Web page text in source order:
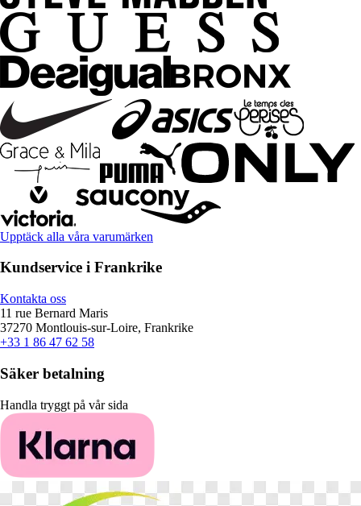
Upptäck alla våra varumärken
Kundservice i Frankrike
Kontakta oss
11 rue Bernard Maris
37270 Montlouis-sur-Loire, Frankrike
+33 1 86 47 62 58
Säker betalning
Handla tryggt på vår sida